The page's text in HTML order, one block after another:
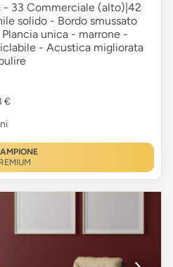
- 33 Commerciale (alto)|42
solido - Bordo smussato
unica - marrone -
- Acustica migliorata
€